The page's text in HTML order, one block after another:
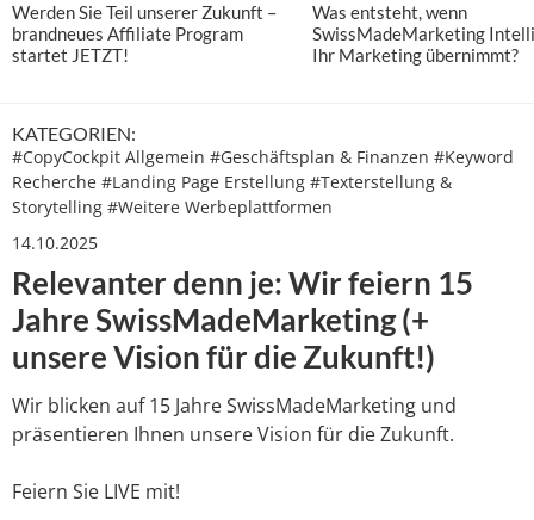
Werden Sie Teil unserer Zukunft –
brandneues Affiliate Program
startet JETZT!
Was entsteht, wenn
SwissMadeMarketing
Ihr Marketing übernimmt?
KATEGORIEN:
#CopyCockpit Allgemein #Geschäftsplan & Finanzen #Keyword
Recherche #Landing Page Erstellung #Texterstellung &
Storytelling #Weitere Werbeplattformen
14.10.2025
Relevanter denn je: Wir feiern 15
Jahre SwissMadeMarketing (+
unsere Vision für die Zukunft!)
Wir blicken auf 15 Jahre SwissMadeMarketing und
präsentieren Ihnen unsere Vision für die Zukunft.
Feiern Sie LIVE mit!